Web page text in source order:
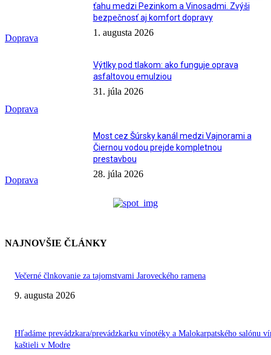
Doprava
ťahu medzi Pezinkom a Vinosadmi. Zvýši
bezpečnosť aj komfort dopravy
1. augusta 2026
Doprava
Výtlky pod tlakom: ako funguje oprava
asfaltovou emulziou
31. júla 2026
Doprava
Most cez Šúrsky kanál medzi Vajnorami a
Čiernou vodou prejde kompletnou
prestavbou
28. júla 2026
NAJNOVŠIE ČLÁNKY
Večerné člnkovanie za tajomstvami Jaroveckého ramena
9. augusta 2026
Hľadáme prevádzkara/prevádzkarku vínotéky a Malokarpatského salónu
kaštieli v Modre